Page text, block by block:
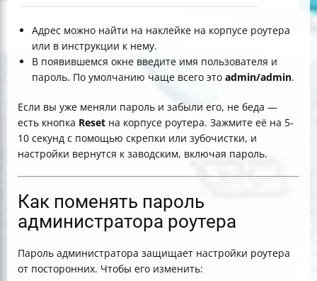
Адрес можно найти на наклейке на корпусе роутера
или в инструкции к нему.
В появившемся окне введите имя пользователя и
пароль. По умолчанию чаще всего это admin/admin.
Если вы уже меняли пароль и забыли его, не беда —
есть кнопка Reset на корпусе роутера. Зажмите её на 5-
10 секунд с помощью скрепки или зубочистки, и
настройки вернутся к заводским, включая пароль.
Как поменять пароль
администратора роутера
Пароль администратора защищает настройки роутера
от посторонних. Чтобы его изменить: